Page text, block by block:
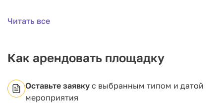
Мы гарантируем качественное обслуживание,
Это идеальное место для тех, кто ценит красоту,
уют и индивидуальный подход к каждому событию.
воплотить самые амбициозные задумки вместе с
нами!
Читать все
Как арендовать площадку
Оставьте заявку с выбранным типом и датой
мероприятия